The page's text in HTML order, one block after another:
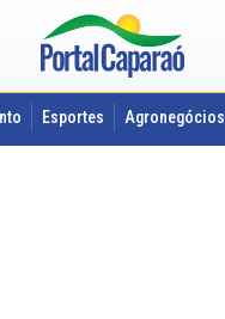
Esportes Agronegócios